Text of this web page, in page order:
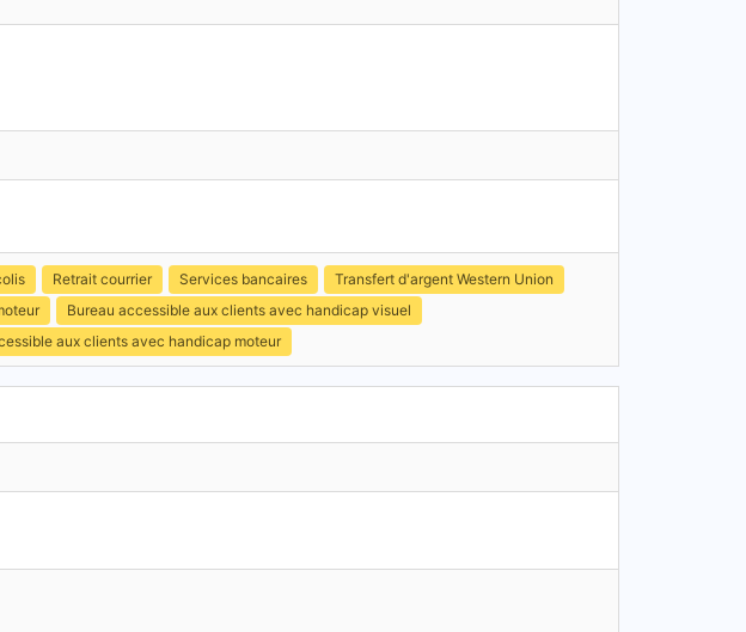
Retrait courrier Services bancaires
Transfert d'argent Western Union
Bureau accessible aux clients avec handicap visuel
aux clients avec handicap moteur